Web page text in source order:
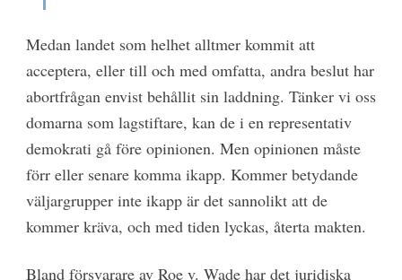
Medan landet som helhet alltmer kommit att
acceptera, eller till och med omfatta, andra beslut har
abortfrågan envist behållit sin laddning. Tänker vi oss
domarna som lagstiftare, kan de i en representativ
demokrati gå före opinionen. Men opinionen måste
förr eller senare komma ikapp. Kommer betydande
väljargrupper inte ikapp är det sannolikt att de
kommer kräva, och med tiden lyckas, återta makten.
Bland försvarare av Roe v. Wade har det juridiska